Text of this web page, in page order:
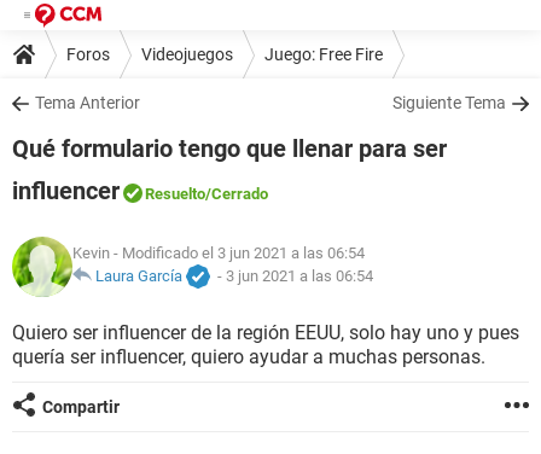
Foros Videojuegos Juego: Free Fire
Tema Anterior Siguiente Tema
Qué formulario tengo que llenar para ser
influencer
Resuelto/Cerrado
Kevin - Modificado el 3 jun 2021 a las 06:54
Laura García
- 3 jun 2021 a las 06:54
Quiero ser influencer de la región EEUU, solo hay uno y pues
quería ser influencer, quiero ayudar a muchas personas.
Compartir